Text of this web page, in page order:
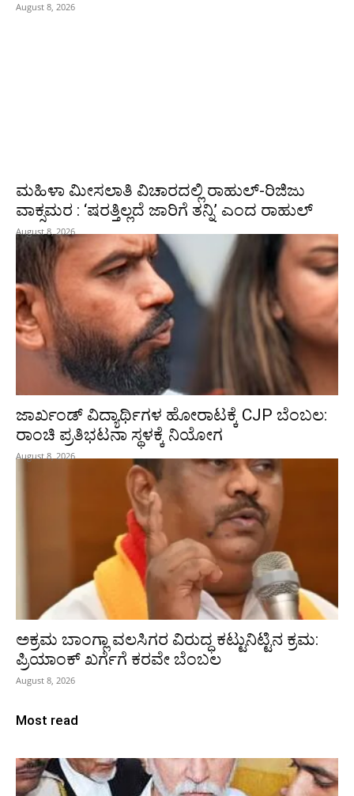
August 8, 2026
ಮಹಿಳಾ ಮೀಸಲಾತಿ ವಿಚಾರದಲ್ಲಿ ರಾಹುಲ್‌-ರಿಜಿಜು
ವಾಕ್ಸಮರ : ‘ಷರತ್ತಿಲ್ಲದೆ ಜಾರಿಗೆ ತನ್ನಿ’ ಎಂದ ರಾಹುಲ್‌
August 8, 2026
ಜಾರ್ಖಂಡ್‌ ವಿದ್ಯಾರ್ಥಿಗಳ ಹೋರಾಟಕ್ಕೆ CJP ಬೆಂಬಲ:
ರಾಂಚಿ ಪ್ರತಿಭಟನಾ ಸ್ಥಳಕ್ಕೆ ನಿಯೋಗ
August 8, 2026
ಅಕ್ರಮ ಬಾಂಗ್ಲಾ ವಲಸಿಗರ ವಿರುದ್ಧ ಕಟ್ಟುನಿಟ್ಟಿನ ಕ್ರಮ:
ಪ್ರಿಯಾಂಕ್ ಖರ್ಗೆಗೆ ಕರವೇ ಬೆಂಬಲ
August 8, 2026
Most read